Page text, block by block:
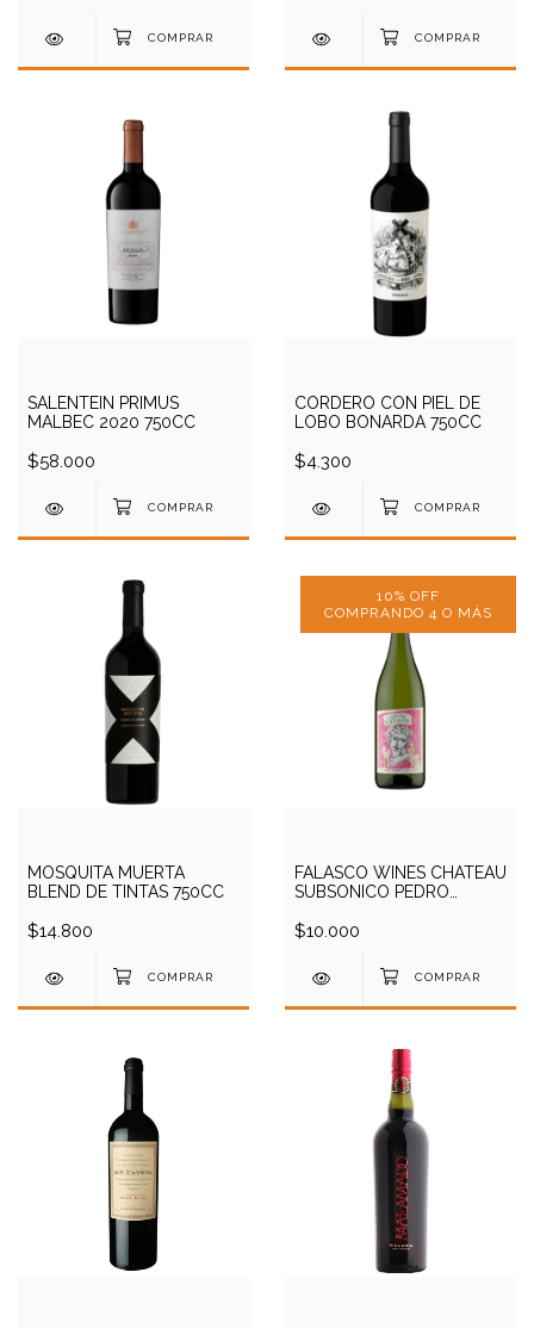
SALENTEIN PRIMUS
MALBEC 2020 750CC
$58.000
CORDERO CON PIEL DE
LOBO BONARDA 750CC
$4.300
MOSQUITA MUERTA
BLEND DE TINTAS 750CC
$14.800
10% OFF
COMPRANDO 4 O MÁS
FALASCO WINES CHATEAU
SUBSONICO PEDRO
$10.000